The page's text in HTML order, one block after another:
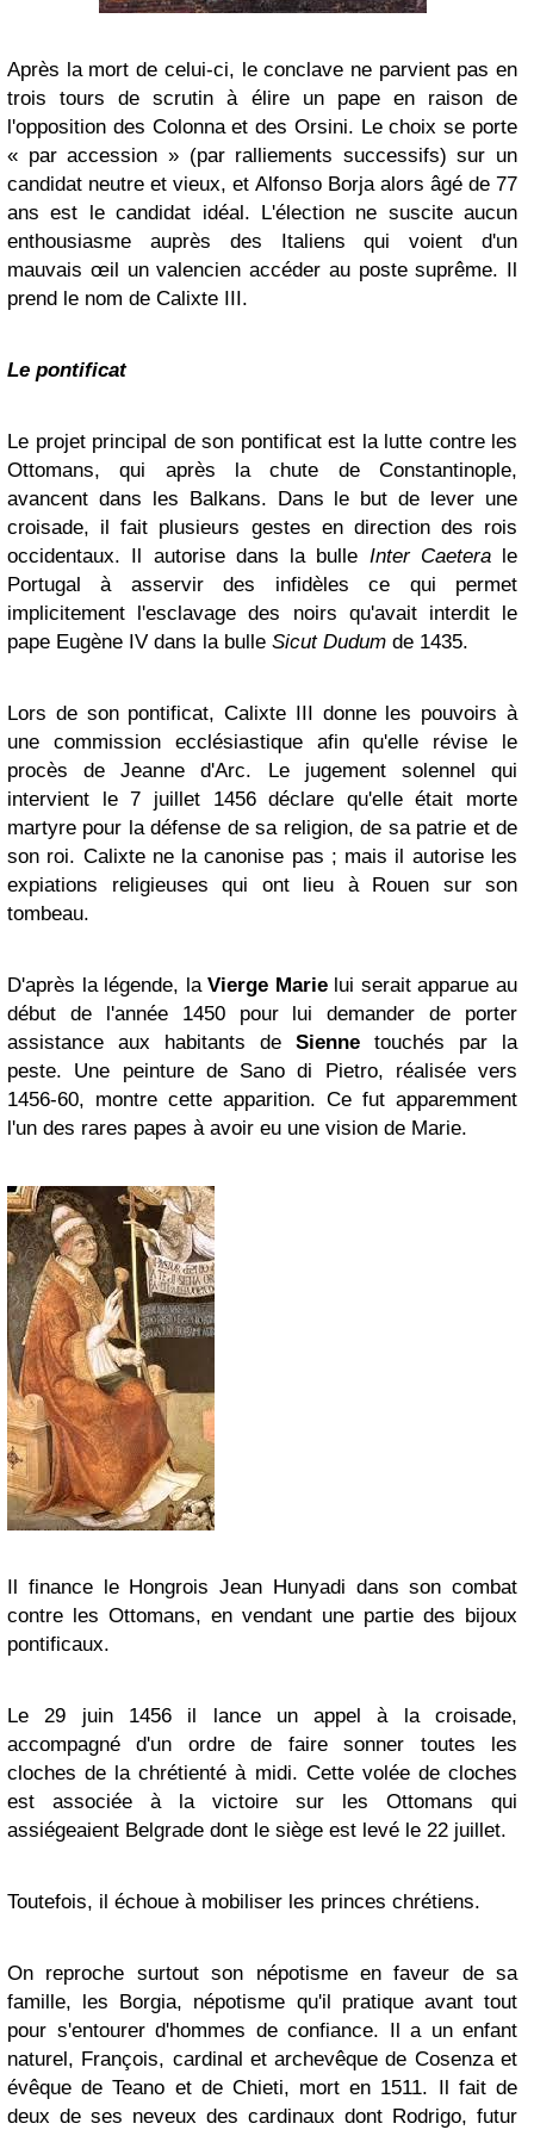
Après la mort de celui-ci, le conclave ne parvient pas en
trois tours de scrutin à élire un pape en raison de
l'opposition des Colonnaet des Orsini. Le choix se porte
« par accession » (par ralliements successifs) sur un
candidat neutre et vieux, et Alfonso Borja alors âgé de 77
ans est le candidat idéal. L'élection ne suscite aucun
enthousiasme auprès des Italiens qui voient d'un
mauvais œil unvalencien accéder au poste suprême. Il
prend le nom de Calixte III.
Le pontificat
Le projet principal de son pontificat est la lutte contre les
Ottomans, qui après lachute de Constantinople,
avancent dans les Balkans. Dans le but de lever une
croisade, il fait plusieurs gestes en direction des rois
occidentaux. Il autorise dans la bulle Inter Caeterale
Portugal à asservir des infidèles ce qui permet
implicitement l'esclavage des noirs qu'avait interdit le
pape Eugène IV dans la bulle Sicut Dudum de 1435.
Lors de son pontificat, Calixte III donne les pouvoirs à
une commission ecclésiastique afin qu'elle révise le
procès deJeanne d'Arc. Le jugement solennel qui
intervient le 7 juillet 1456 déclare qu'elle était morte
martyre pour la défense de sa religion, de sa patrie et de
son roi. Calixte ne la canonise pas ; mais il autorise les
expiations religieuses qui ont lieu à Rouen sur son
tombeau.
D'après la légende, laVierge Marielui serait apparue au
début de l'année 1450 pour lui demander de porter
assistance aux habitants de Sienne touchés par la
peste. Une peinture de Sano di Pietro, réalisée vers
1456-60, montre cette apparition. Ce fut apparemment
l'un des rares papes à avoir eu une vision de Marie.
Il finance le Hongrois Jean Hunyadi dans son combat
contre les Ottomans, en vendant une partie des bijoux
pontificaux.
Le 29 juin 1456 il lance un appel à la croisade,
accompagné d'un ordre de faire sonner toutes les
cloches de la chrétienté à midi. Cette volée de cloches
est associée à la victoire sur les Ottomans qui
assiégeaient Belgrade dont le siège est levé le 22 juillet.
Toutefois, il échoue à mobiliser les princes chrétiens.
On reproche surtout son népotismeen faveur de sa
famille, les Borgia, népotisme qu'il pratique avant tout
pour s'entourer d'hommes de confiance. Il a un enfant
naturel, François, cardinal et archevêque de Cosenzaet
évêque deTeano et de Chieti, mort en 1511. Il fait de
deux de ses neveux des cardinaux dont Rodrigo, futur